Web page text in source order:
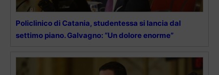
Policlinico di Catania, studentessa si lancia dal
settimo piano. Galvagno: “Un dolore enorme”